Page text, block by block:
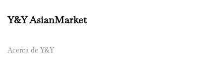
Y&Y AsianMarket
Acerca de Y&Y